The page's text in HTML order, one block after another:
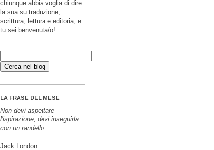
chiunque abbia voglia di dire
la sua su traduzione,
scrittura, lettura e editoria, e
tu sei benvenuta/o!
LA FRASE DEL MESE
Non devi aspettare
l'ispirazione, devi inseguirla
con un randello.
Jack London